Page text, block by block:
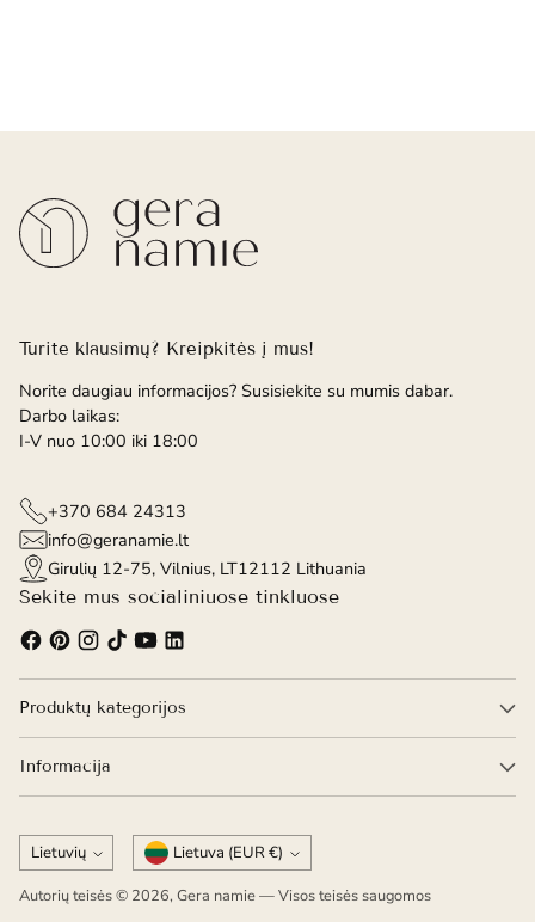
Turite klausimų? Kreipkitės į mus!
Norite daugiau informacijos? Susisiekite su mumis dabar.
Darbo laikas:
I-V nuo 10:00 iki 18:00
+370 684 24313
info@geranamie.lt
Girulių 12-75, Vilnius, LT12112 Lithuania
Sekite mus socialiniuose tinkluose
Produktų kategorijos
Informacija
Kalba
Lietuvių Valiuta
Lietuva (EUR €)
Autorių teisės © 2026, Gera namie— Visos teisės saugomos